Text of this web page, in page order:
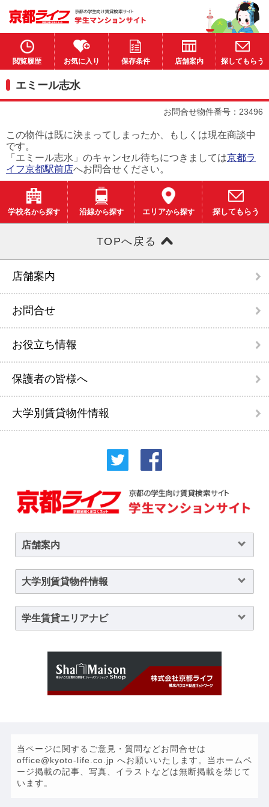
閲覧履歴 お気に入り 保存条件 店舗案内 探してもらう
エミール志水
お問合せ物件番号：23496
この物件は既に決まってしまったか、もしくは現在商談中
です。
「エミール志水」のキャンセル待ちにつきましては京都ラ
イフ京都駅前店へお問合せください。
学校名から探す 沿線から探す エリアから探す 探してもらう
TOPへ戻る
店舗案内
お問合せ
お役立ち情報
保護者の皆様へ
大学別賃貸物件情報
店舗案内
大学別賃貸物件情報
学生賃貸エリアナビ
当ページに関するご意見・質問などお問合せは
office@kyoto-life.co.jp へお願いいたします。当ホームペ
ージ掲載の記事、写真、イラストなどは無断掲載を禁じて
います。